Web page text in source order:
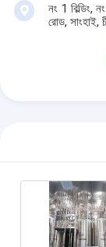
নং 1 বিল্ডিং,
রোড, সাংহাই,